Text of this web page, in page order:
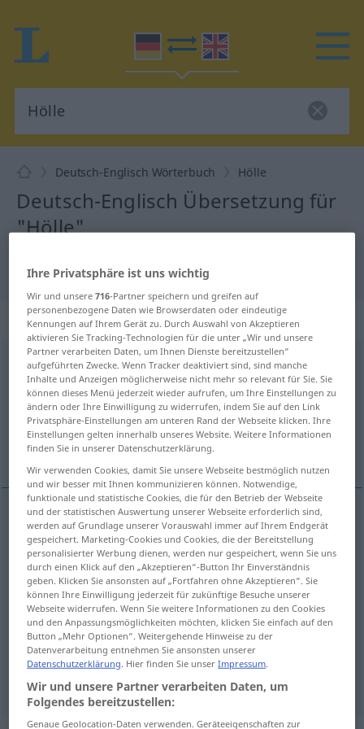
Deutsch-Englisch Wörterbuch Hölle
Deutsch-Englisch Übersetzung für
"Hölle"
"Hölle" Englisch Übersetzung
„Hölle“: Femininum
Hölle [ˈhœlə] f <Hölle;seltenHöllen>
Übersicht aller Übersetzungen
(Für mehr Details die Übersetzung anklicken/antippen)
hell, inferno, hades
hell Hölle
inferno Hölle
hades Hölle
Hölle → siehe „Himmel“
Ihre Privatsphäre ist uns wichtig
Wir und unsere716-Partner speichern und greifen auf
personenbezogene Daten wie Browserdaten oder eindeutige
Kennungen auf Ihrem Gerät zu. Durch Auswahl von Akzeptieren
aktivieren Sie Tracking-Technologien für die unter „Wir und unsere
Partner verarbeiten Daten, um Ihnen Dienste bereitzustellen“
aufgeführten Zwecke. Wenn Tracker deaktiviert sind, sind manche
Inhalte und Anzeigen möglicherweise nicht mehr so relevant für Sie. Sie
können dieses Menü jederzeit wieder aufrufen, um Ihre Einstellungen zu
ändern oder Ihre Einwilligung zu widerrufen, indem Sie auf den Link
Privatsphäre-Einstellungen am unteren Rand der Webseite klicken. Ihre
Einstellungen gelten innerhalb unseres Website. Weitere Informationen
finden Sie in unserer Datenschutzerklärung.
Wir verwenden Cookies, damit Sie unsere Webseite bestmöglich nutzen
und wir besser mit Ihnen kommunizieren können. Notwendige,
funktionale und statistische Cookies, die für den Betrieb der Webseite
und der statistischen Auswertung unserer Webseite erforderlich sind,
werden auf Grundlage unserer Vorauswahl immer auf Ihrem Endgerät
gespeichert. Marketing-Cookies und Cookies, die der Bereitstellung
personalisierter Werbung dienen, werden nur gespeichert, wenn Sie uns
durch einen Klick auf den „Akzeptieren“-Button Ihr Einverständnis
geben. Klicken Sie ansonsten auf „Fortfahren ohne Akzeptieren“. Sie
können Ihre Einwilligung jederzeit für zukünftige Besuche unserer
Webseite widerrufen. Wenn Sie weitere Informationen zu den Cookies
und den Anpassungsmöglichkeiten möchten, klicken Sie einfach auf den
Button „Mehr Optionen“. Weitergehende Hinweise zu der
Datenverarbeitung entnehmen Sie ansonsten unserer
Datenschutzerklärung. Hier finden Sie unserImpressum.
Wir und unsere Partner verarbeiten Daten, um
Folgendes bereitzustellen:
Genaue Geolocation-Daten verwenden. Geräteeigenschaften zur